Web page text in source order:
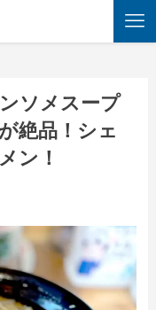
ソメスープ
絶品！シェ
ン！